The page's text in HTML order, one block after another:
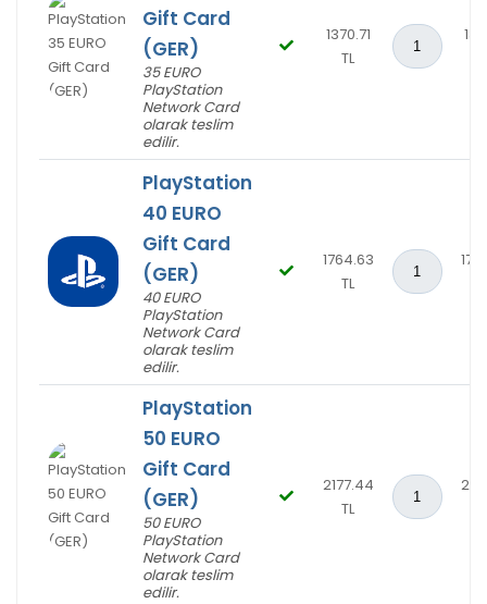
Gift Card
(GER)
35 EURO
PlayStation
Network Card
olarak teslim
edilir.
1370.71
TL
PlayStation
40 EURO
Gift Card
(GER)
40 EURO
PlayStation
Network Card
olarak teslim
edilir.
1764.63
TL
PlayStation
50 EURO
Gift Card
(GER)
50 EURO
PlayStation
Network Card
olarak teslim
edilir.
2177.44
TL